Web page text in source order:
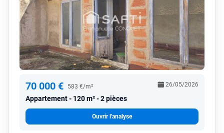
70 000 € 583 €/m²
Appartement 120 m² - 2 pièces
26/05/2026
Ouvrir l'analyse